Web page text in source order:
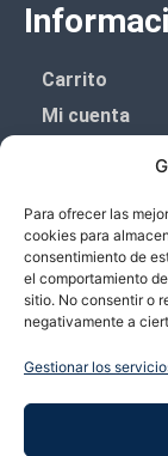
Para ofrecer las
cookies para
consentimiento de
el comportamiento
sitio. No consentir o
negativamente a
Gestionar los
Carrito
Mi cuenta
Política de
Boletín
¡¡Suscríbete y
Te enviaremos